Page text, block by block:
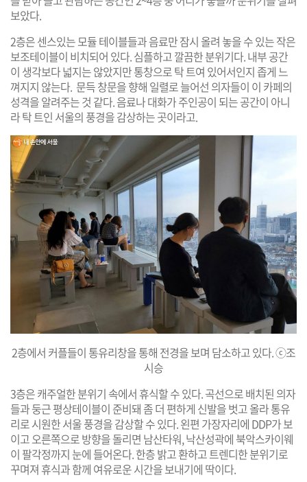
보았다.
2층은 센스있는 모듈 테이블들과 음료만 잠시 올려 놓을 수 있는 작은
보조테이블이 비치되어 있다. 심플하고 깔끔한 분위기다. 내부 공간
이 생각보다 넓지는 않았지만 통창으로 탁 트여 있어서인지 좁게 느
껴지지 않는다. 문득 창문을 향해 일렬로 늘어선 의자들이 이 카페의
성격을 알려주는 것 같다. 음료나 대화가 주인공이 되는 공간이 아니
라 탁 트인 서울의 풍경을 감상하는 곳이라고.
2층에서 커플들이 통유리창을 통해 전경을 보며 담소하고 있다. ⓒ조
시승
3층은 캐주얼한 분위기 속에서 휴식할 수 있다. 곡선으로 배치된 의자
들과 둥근 평상테이블이 준비돼 좀 더 편하게 신발을 벗고 올라 통유
리로 시원한 서울 풍경을 감상할 수 있다. 왼편 가장자리에 DDP가 보
이고 오른쪽으로 방향을 돌리면 남산타워, 낙산성곽에 북악스카이웨
이 팔각정까지 눈에 들어온다. 한층 밝고 환하고 트렌디한 분위기로
꾸며져 휴식과 함께 여유로운 시간을 보내기에 딱이다.